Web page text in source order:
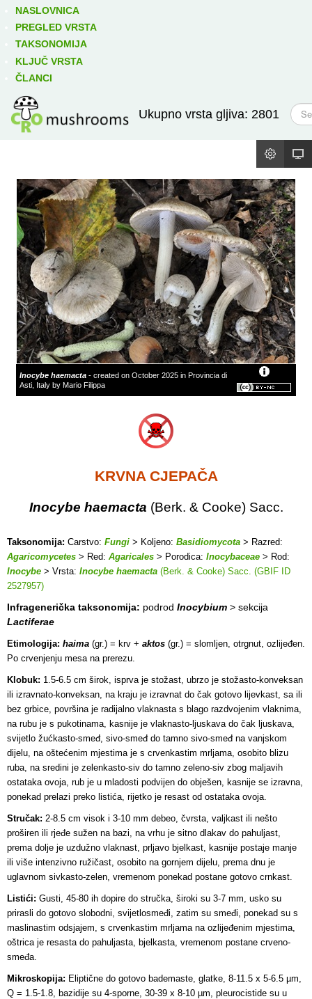
NASLOVNICA
PREGLED VRSTA
TAKSONOMIJA
KLJUČ VRSTA
ČLANCI
Ukupno vrsta gljiva: 2801
T
r
ž
Inocybe haemacta - created on October 2025 in Provincia di
Asti, Italy by Mario Filippa
KRVNA CJEPAČA
Inocybe haemacta (Berk. & Cooke) Sacc.
Taksonomija: Carstvo: Fungi > Koljeno: Basidiomycota > Razred:
Agaricomycetes > Red: Agaricales > Porodica: Inocybaceae > Rod:
Inocybe > Vrsta: Inocybe haemacta (Berk. & Cooke) Sacc. (GBIF ID
2527957)
Infragenerička taksonomija: podrod Inocybium > sekcija
Lactiferae
Etimologija: haima (gr.) = krv + aktos (gr.) = slomljen, otrgnut, ozlijeđen.
Po crvenjenju mesa na prerezu.
Klobuk: 1.5-6.5 cm širok, isprva je stožast, ubrzo je stožasto-konveksan
ili izravnato-konveksan, na kraju je izravnat do čak gotovo lijevkast, sa ili
bez grbice, površina je radijalno vlaknasta s blago razdvojenim vlaknima,
na rubu je s pukotinama, kasnije je vlaknasto-ljuskava do čak ljuskava,
svijetlo žućkasto-smeđ, sivo-smeđ do tamno sivo-smeđ na vanjskom
dijelu, na oštećenim mjestima je s crvenkastim mrljama, osobito blizu
ruba, na sredini je zelenkasto-siv do tamno zeleno-siv zbog maljavih
ostataka ovoja, rub je u mladosti podvijen do obješen, kasnije se izravna,
ponekad prelazi preko listića, rijetko je resast od ostataka ovoja.
Stručak: 2-8.5 cm visok i 3-10 mm debeo, čvrsta, valjkast ili nešto
proširen ili rjeđe sužen na bazi, na vrhu je sitno dlakav do pahuljast,
prema dolje je uzdužno vlaknast, prljavo bjelkast, kasnije postaje manje
ili više intenzivno ružičast, osobito na gornjem dijelu, prema dnu je
uglavnom sivkasto-zelen, vremenom ponekad postane gotovo crnkast.
Listići: Gusti, 45-80 ih dopire do stručka, široki su 3-7 mm, usko su
prirasli do gotovo slobodni, svijetlosmeđi, zatim su smeđi, ponekad su s
maslinastim odsjajem, s crvenkastim mrljama na ozlijeđenim mjestima,
oštrica je resasta do pahuljasta, bjelkasta, vremenom postane crveno-
smeđa.
Mikroskopija: Eliptične do gotovo bademaste, glatke, 8-11.5 x 5-6.5 µm,
Q = 1.5-1.8, bazidije su 4-sporne, 30-39 x 8-10 µm, pleurocistide su u
Izravno podređene niže takse: